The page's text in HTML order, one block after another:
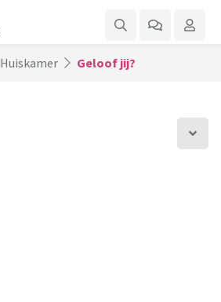
Huiskamer Geloof jij?